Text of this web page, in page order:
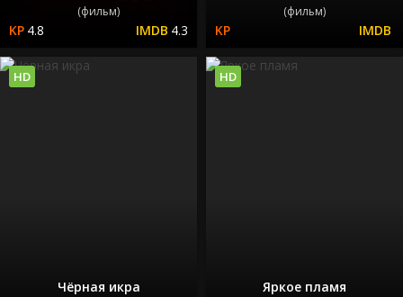
(фильм)
4.8 4.3
(фильм)
Чёрная икра
HD
Яркое пламя
HD